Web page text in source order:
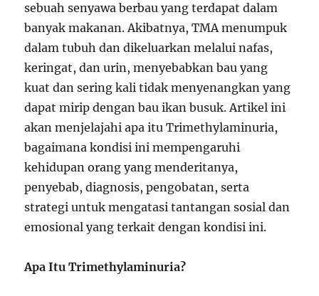
sebuah senyawa berbau yang terdapat dalam
banyak makanan. Akibatnya, TMA menumpuk
dalam tubuh dan dikeluarkan melalui nafas,
keringat, dan urin, menyebabkan bau yang
kuat dan sering kali tidak menyenangkan yang
dapat mirip dengan bau ikan busuk. Artikel ini
akan menjelajahi apa itu Trimethylaminuria,
bagaimana kondisi ini mempengaruhi
kehidupan orang yang menderitanya,
penyebab, diagnosis, pengobatan, serta
strategi untuk mengatasi tantangan sosial dan
emosional yang terkait dengan kondisi ini.
Apa Itu Trimethylaminuria?